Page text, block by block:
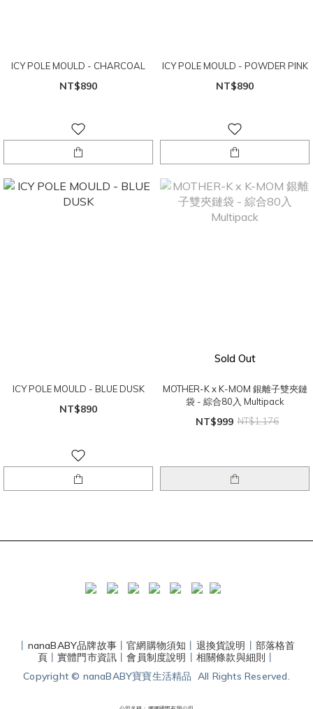
ICY POLE MOULD - CHARCOAL
NT$890
ICY POLE MOULD - POWDER PINK
NT$890
ICY POLE MOULD - BLUE DUSK
NT$890
Sold Out
MOTHER-K x K-MOM 銀離子雙夾鏈
袋 - 綜合80入 Multipack
NT$999 NT$1,176
丨 nanaBABY品牌故事丨官網購物須知 丨 退換貨說明 丨 部落格首
頁丨 實體門市資訊 丨會員制度說明 丨 相關條款與細則 丨
Copyright © nanaBABY寶寶生活精品 All Rights Reserved.